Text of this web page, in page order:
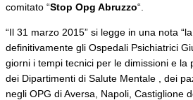
comitato “Stop Opg Abruzzo“.
“Il 31 marzo 2015” si legge in una nota
definitivamente gli Ospedali Psichiatrici
giorni i tempi tecnici per le dimissioni e la
dei Dipartimenti di Salute Mentale , dei
negli OPG di Aversa, Napoli, Castiglione